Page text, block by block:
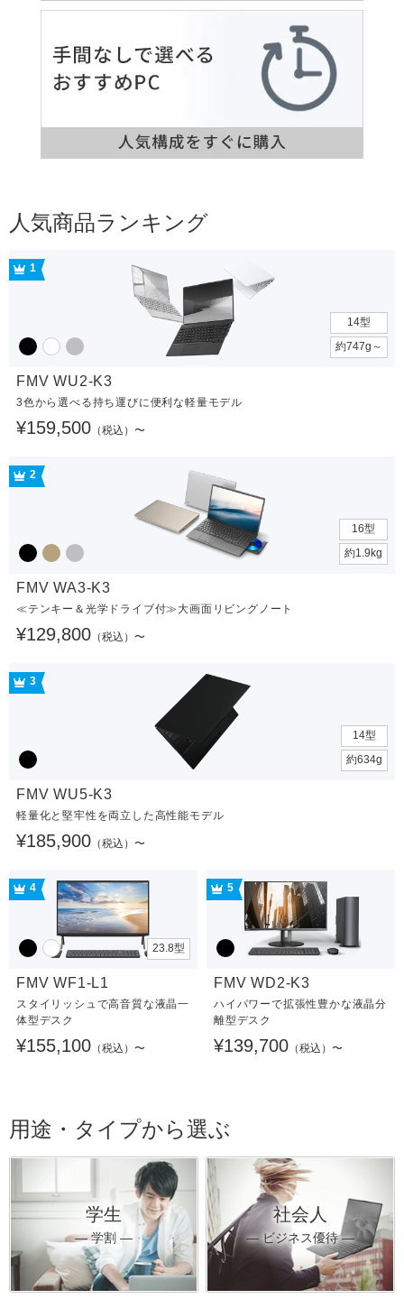
人気商品ランキング
1
14型
約747g～
FMV WU2-K3
3色から選べる持ち運びに便利な軽量モデル
¥159,500 （税込）〜
2
16型
約1.9kg
FMV WA3-K3
≪テンキー＆光学ドライブ付≫大画面リビングノート
¥129,800 （税込）〜
3
14型
約634g
FMV WU5-K3
軽量化と堅牢性を両立した高性能モデル
¥185,900 （税込）〜
4
23.8型
FMV WF1-L1
スタイリッシュで高音質な液晶一
体型デスク
¥155,100 （税込）〜
5
FMV WD2-K3
ハイパワーで拡張性豊かな液晶分
離型デスク
¥139,700 （税込）〜
用途・タイプから選ぶ
学生
― 学割 ―
社会人
― ビジネス優待 ―